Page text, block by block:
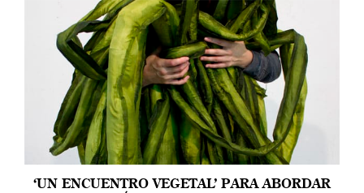
‘UN ENCUENTRO VEGETAL’ PARA ABORDAR